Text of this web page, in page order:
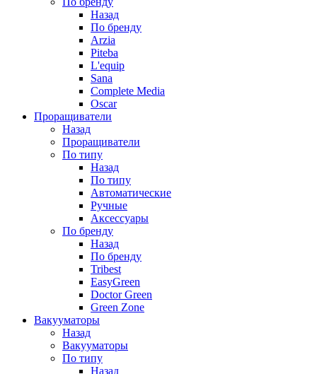
Назад
По бренду
Arzia
Piteba
L'equip
Sana
Complete Media
Oscar
Проращиватели
Назад
Проращиватели
По типу
Назад
По типу
Автоматические
Ручные
Аксессуары
По бренду
Назад
По бренду
Tribest
EasyGreen
Doctor Green
Green Zone
Вакууматоры
Назад
Вакууматоры
По типу
Назад